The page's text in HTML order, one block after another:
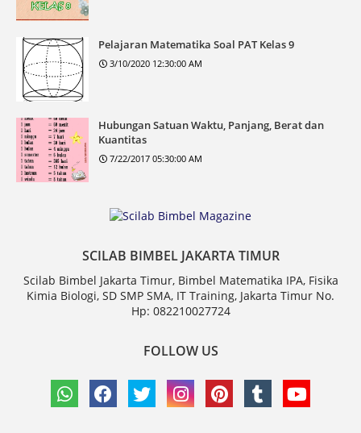
Pelajaran Matematika Soal PAT Kelas 9
3/10/2020 12:30:00 AM
Hubungan Satuan Waktu, Panjang, Berat dan
Kuantitas
7/22/2017 05:30:00 AM
SCILAB BIMBEL JAKARTA TIMUR
Scilab Bimbel Jakarta Timur, Bimbel Matematika IPA, Fisika
Kimia Biologi, SD SMP SMA, IT Training, Jakarta Timur No.
Hp: 082210027724
FOLLOW US